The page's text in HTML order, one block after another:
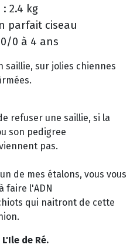
: 2.4 kg
parfait ciseau
0 à 4 ans
saillie, sur jolies chiennes
refuser une saillie, si la
son pedigree
pas.
de mes étalons, vous vous
faire l'ADN
qui naitront de cette
de Ré.